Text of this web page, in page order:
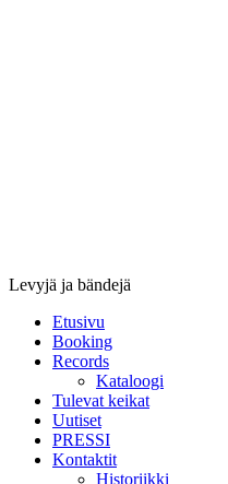
Levyjä ja bändejä
Etusivu
Booking
Records
Kataloogi
Tulevat keikat
Uutiset
PRESSI
Kontaktit
Historiikki